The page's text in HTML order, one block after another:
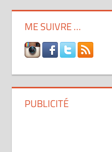
ME SUIVRE …
PUBLICITÉ